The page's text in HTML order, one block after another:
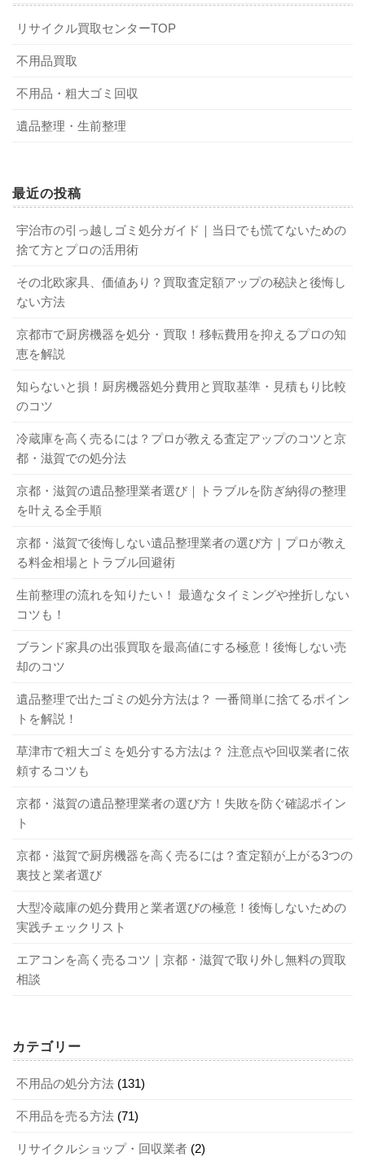
リサイクル買取センターTOP
不用品買取
不用品・粗大ゴミ回収
遺品整理・生前整理
最近の投稿
宇治市の引っ越しゴミ処分ガイド｜当日でも慌てないための
捨て方とプロの活用術
その北欧家具、価値あり？買取査定額アップの秘訣と後悔し
ない方法
京都市で厨房機器を処分・買取！移転費用を抑えるプロの知
恵を解説
知らないと損！厨房機器処分費用と買取基準・見積もり比較
のコツ
冷蔵庫を高く売るには？プロが教える査定アップのコツと京
都・滋賀での処分法
京都・滋賀の遺品整理業者選び｜トラブルを防ぎ納得の整理
を叶える全手順
京都・滋賀で後悔しない遺品整理業者の選び方｜プロが教え
る料金相場とトラブル回避術
生前整理の流れを知りたい！ 最適なタイミングや挫折しない
コツも！
ブランド家具の出張買取を最高値にする極意！後悔しない売
却のコツ
遺品整理で出たゴミの処分方法は？ 一番簡単に捨てるポイン
トを解説！
草津市で粗大ゴミを処分する方法は？ 注意点や回収業者に依
頼するコツも
京都・滋賀の遺品整理業者の選び方！失敗を防ぐ確認ポイン
ト
京都・滋賀で厨房機器を高く売るには？査定額が上がる3つの
裏技と業者選び
大型冷蔵庫の処分費用と業者選びの極意！後悔しないための
実践チェックリスト
エアコンを高く売るコツ｜京都・滋賀で取り外し無料の買取
相談
カテゴリー
不用品の処分方法 (131)
不用品を売る方法 (71)
リサイクルショップ・回収業者 (2)